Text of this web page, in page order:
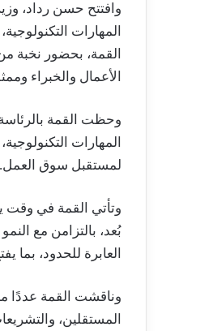
وافتتح حسن رداد،
المهارات
الأعمال والخبراء
وحظت القمة بالرئاسة
المهارات
لمستقبل سوق العمل.
وتأتي القمة في وقت
بُعد، بالتزامن مع
العابرة للحدود، بما
وناقشت القمة عددًا
المستقلين،